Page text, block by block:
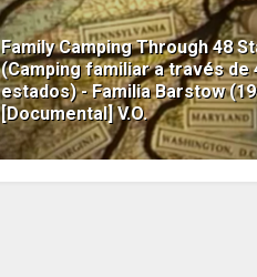
Family Camping Through 48
(Camping familiar a través de
estados) - Familia Barstow
[Documental] V.O.